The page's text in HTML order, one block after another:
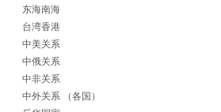
东海南海
台湾香港
中美关系
中俄关系
中非关系
中外关系 （各国）